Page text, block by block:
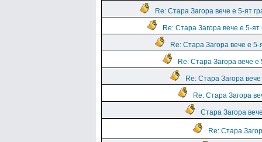
Re: Стара Загора вече е 5-ят
Re: Стара Загора вече е 5-
Re: Стара Загора вече е
Re: Стара Загора вече е
Re: Стара Загора
Re: Стара Загора
Стара Загора
Re: Стара